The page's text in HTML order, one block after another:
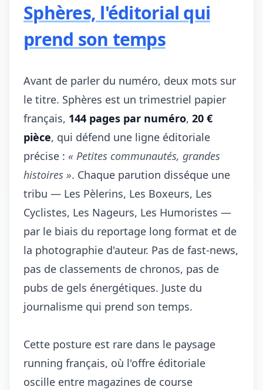
Sphères, l'éditorial qui
prend son temps
Avant de parler du numéro, deux mots sur
le titre. Sphères est un trimestriel papier
français, 144 pages par numéro, 20 €
pièce, qui défend une ligne éditoriale
précise : « Petites communautés, grandes
histoires ». Chaque parution disséque une
tribu — Les Pèlerins, Les Boxeurs, Les
Cyclistes, Les Nageurs, Les Humoristes —
par le biais du reportage long format et de
la photographie d'auteur. Pas de fast-news,
pas de classements de chronos, pas de
pubs de gels énergétiques. Juste du
journalisme qui prend son temps.
Cette posture est rare dans le paysage
running français, où l'offre éditoriale
oscille entre magazines de course